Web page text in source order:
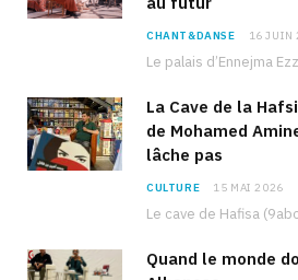
CHANT&DANSE 16 JUIN
La Cave de la
de Mohamed
lâche pas
CULTURE 15 MAI 2026
Quand le monde